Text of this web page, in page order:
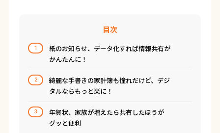
目次
1
紙のお知らせ、データ化すれば情報共有が
かんたんに！
2
綺麗な手書きの家計簿も憧れだけど、デジ
タルならもっと楽に！
3
年賀状、家族が増えたら共有したほうが
グッと便利